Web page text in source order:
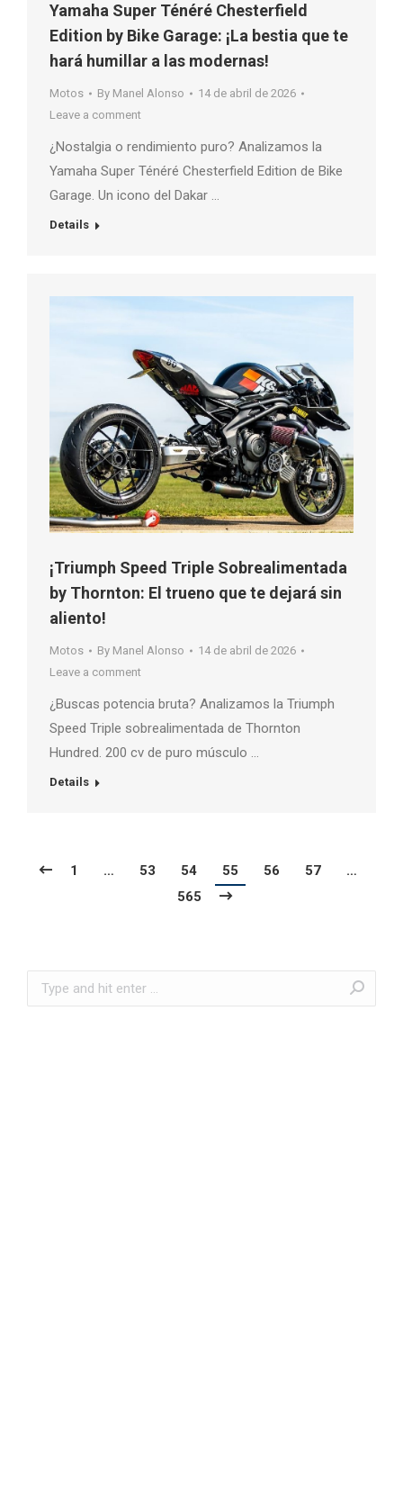
Yamaha Super Ténéré Chesterfield
Edition by Bike Garage: ¡La bestia que te
hará humillar a las modernas!
Motos By Manel Alonso
14 de abril de 2026
Leave a comment
¿Nostalgia o rendimiento puro? Analizamos la
Yamaha Super Ténéré Chesterfield Edition de Bike
Garage. Un icono del Dakar …
Details
¡Triumph Speed Triple Sobrealimentada
by Thornton: El trueno que te dejará sin
aliento!
Motos By Manel Alonso
14 de abril de 2026
Leave a comment
¿Buscas potencia bruta? Analizamos la Triumph
Speed Triple sobrealimentada de Thornton
Hundred. 200 cv de puro músculo …
Details
1 … 53 54 55 56 57
…
565
Search: